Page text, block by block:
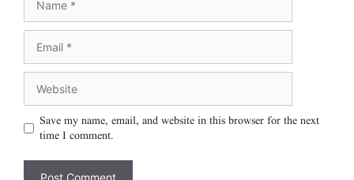
Save my name, email, and website in this browser for the next
time I comment.